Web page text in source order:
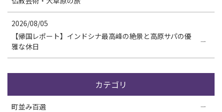
2026/08/05
【帰国レポート】インドシナ最高峰の絶景と高原サパの優
雅な休日
カテゴリ
町並み百選